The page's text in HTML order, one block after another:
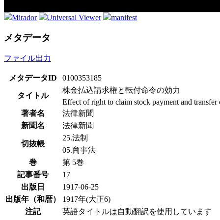
Mirador Universal Viewer manifest
メタデータ
ファイル出力
メタデータID 0100353185
タイトル
株金払込請求権と転付命令の効力
Effect of right to claim stock payment and transfer
著者名
法律新聞
新聞名
法律新聞
切抜帳
25.法制
05.商事法
巻
第 5巻
記事番号
17
出版日
1917-06-25
出版年（和暦）
1917年(大正6)
注記
英語タイトルは自動翻訳を使用しています